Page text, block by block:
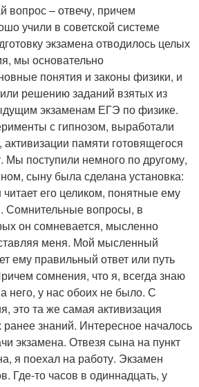
вопрос – отвечу, причем
учили в советской системе
экзамена отводилось целых
мы основательно
понятия и законы физики, и
решению заданий взятых из
экзаменам ЕГЭ по физике.
с гипнозом, выработали
памяти готовящегося
Мы поступили немного по другому,
сыну была сделана установка:
его целиком, понятные ему
Сомнительные вопросы, в
он сомневается, мысленно
меня. Мой мысленный
ему правильный ответ или путь
сомнения, что я, всегда знаю
него, у нас обоих не было. С
это та же самая активизация
знаний. Интересное началось
экзамена. Отвезя сына на пункт
я поехал на работу. Экзамен
Где-то часов в одиннадцать, у